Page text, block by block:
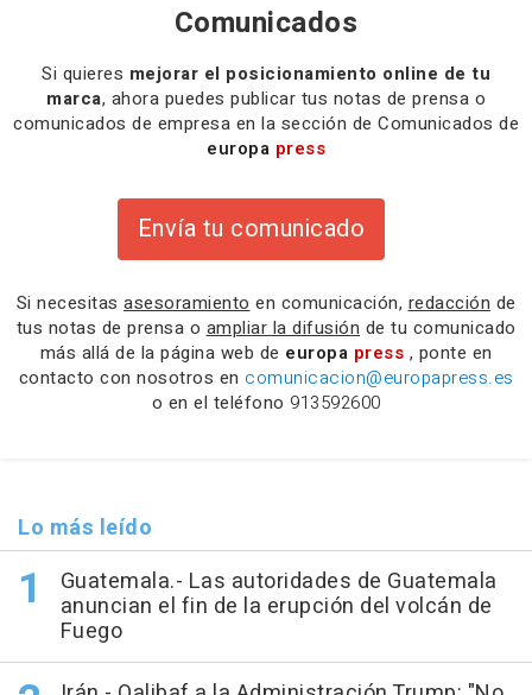
Comunicados
Si quieres mejorar el posicionamiento online de tu
marca, ahora puedes publicar tus notas de prensa o
comunicados de empresa en la sección de Comunicados de
europa press
Envía tu comunicado
Si necesitas asesoramiento en comunicación, redacción de
tus notas de prensa o ampliar la difusión de tu comunicado
más allá de la página web de europa press , ponte en
contacto con nosotros en comunicacion@europapress.es
o en el teléfono 913592600
Lo más leído
Guatemala.- Las autoridades de Guatemala
anuncian el fin de la erupción del volcán de
Fuego